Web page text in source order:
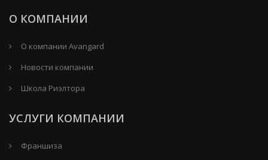
О КОМПАНИИ
О компании Avangard
Новости компании
Школа Риэлтора
УСЛУГИ КОМПАНИИ
Франшиза